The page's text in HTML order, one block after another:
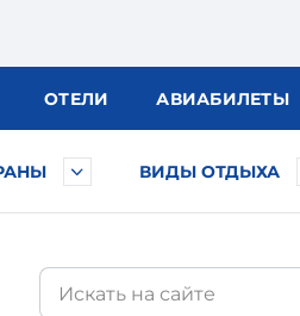
ОТЕЛИ АВИАБИЛЕТЫ
ВИДЫ ОТДЫХА